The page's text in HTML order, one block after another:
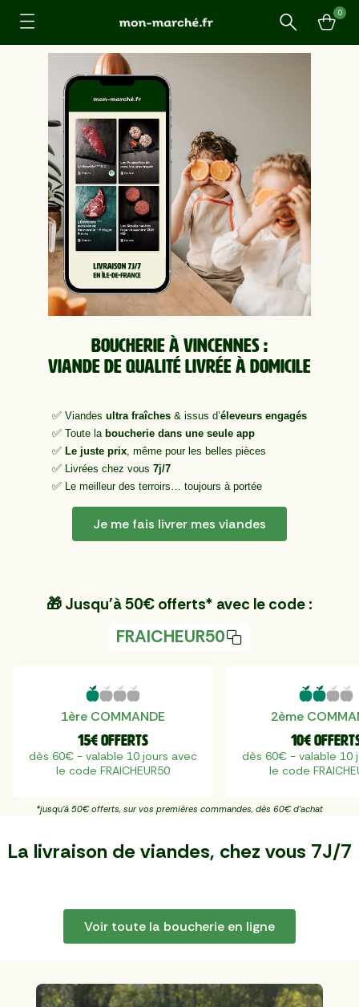
Recherche
0
Boucherie à Vincennes :
viande de qualité livrée à domicile
✅ Viandes ultra fraîches & issus d’éleveurs engagés
✅ Toute la boucherie dans une seule app
✅ Le juste prix, même pour les belles pièces
✅ Livrées chez vous 7j/7
✅ Le meilleur des terroirs… toujours à portée
Je me fais livrer mes viandes
🎁 Jusqu'à 50€ offerts* avec le code :
FRAICHEUR50
1ère COMMANDE
15€ offerts
dès 60€ - valable 10 jours avec
le code FRAICHEUR50
2ème
10€
dès 60€ - valable 10
le code
*jusqu'à 50€ offerts, sur vos premières commandes, dès 60€ d'achat
La livraison de viandes, chez vous 7J/7
Voir toute la boucherie en ligne